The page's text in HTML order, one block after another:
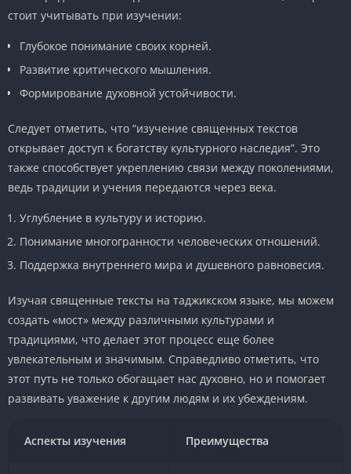
стоит учитывать при изучении:
Глубокое понимание своих корней.
Развитие критического мышления.
Формирование духовной устойчивости.
Следует отметить, что “изучение священных текстов
открывает доступ к богатству культурного наследия”. Это
также способствует укреплению связи между поколениями,
ведь традиции и учения передаются через века.
Углубление в культуру и историю.
Понимание многогранности человеческих отношений.
Поддержка внутреннего мира и душевного равновесия.
Изучая священные тексты на таджикском языке, мы можем
создать «мост» между различными культурами и
традициями, что делает этот процесс еще более
увлекательным и значимым. Справедливо отметить, что
этот путь не только обогащает нас духовно, но и помогает
развивать уважение к другим людям и их убеждениям.
Аспекты изучения Преимущества